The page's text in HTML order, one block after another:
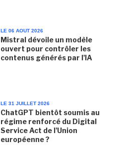
LE 06 AOUT 2026
Mistral dévoile un modèle
ouvert pour contrôler les
contenus générés par l'IA
LE 31 JUILLET 2026
ChatGPT bientôt soumis au
régime renforcé du Digital
Service Act de l'Union
européenne ?